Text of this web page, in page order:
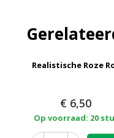
Realistische Roze
€ 6,50
Op voorraad: 20